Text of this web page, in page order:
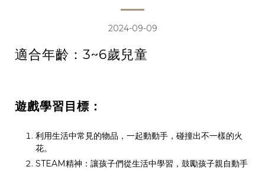
2024-09-09
適合年齡：3~6歲兒童
遊戲學習目標：
利用生活中常見的物品，一起動動手，碰撞出不一樣的火
花。
STEAM精神：讓孩子們從生活中學習，鼓勵孩子親自動手